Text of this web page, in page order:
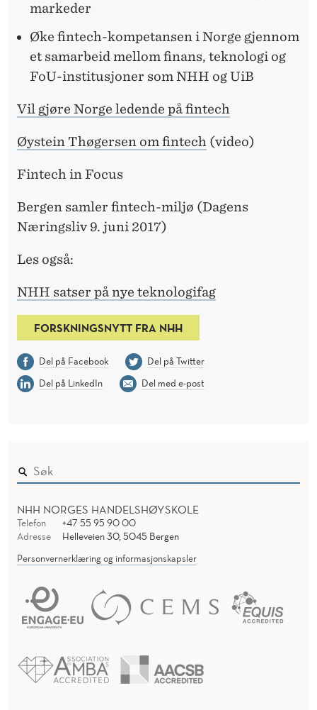
markeder
Øke fintech-kompetansen i Norge gjennom
et samarbeid mellom finans, teknologi og
FoU-institusjoner som NHH og UiB
Vil gjøre Norge ledende på fintech
Øystein Thøgersen om fintech (video)
Fintech in Focus
Bergen samler fintech-miljø (Dagens
Næringsliv 9. juni 2017)
Les også:
NHH satser på nye teknologifag
FORSKNINGSNYTT FRA NHH
Del på Facebook
Del på Twitter
Del på LinkedIn
Del med e-post
NHH NORGES HANDELSHØYSKOLE
Telefon
+47 55 95 90 00
Adresse
Helleveien 30, 5045 Bergen
Personvernerklæring og informasjonskapsler